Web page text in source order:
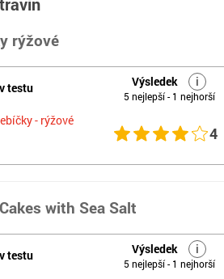
rýžové
testu Výsledek i
5 nejlepší - 1 nejhorší
- rýžové
4
with Sea Salt
testu Výsledek i
5 nejlepší - 1 nejhorší